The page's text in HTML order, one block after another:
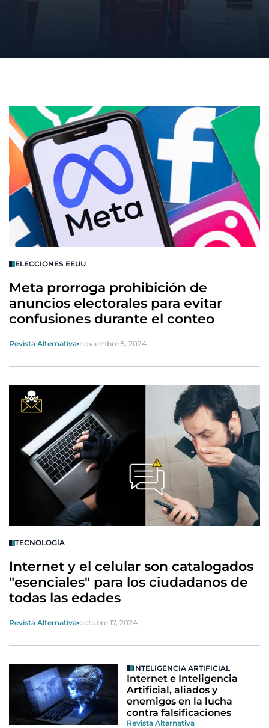
ELECCIONES EEUU
Meta prorroga prohibición de
anuncios electorales para evitar
confusiones durante el conteo
Revista Alternativa noviembre 5, 2024
TECNOLOGÍA
Internet y el celular son catalogados
"esenciales" para los ciudadanos de
todas las edades
Revista Alternativa octubre 17, 2024
INTELIGENCIA ARTIFICIAL
Internet e Inteligencia
Artificial, aliados y
enemigos en la lucha
contra falsificaciones
Revista Alternativa